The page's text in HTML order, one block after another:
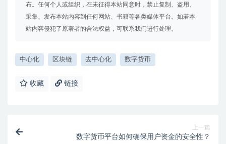
布。任何个人或组织，在未征得本站同意时，禁止复制、盗用、
采集、发布本站内容到任何网站、书籍等各类媒体平台。如若本
站内容侵犯了原著者的合法权益，可联系我们进行处理。
中心化 区块链 去中心化 数字货币
收藏 链接
上一篇
数字货币平台如何确保用户资金的安全性？